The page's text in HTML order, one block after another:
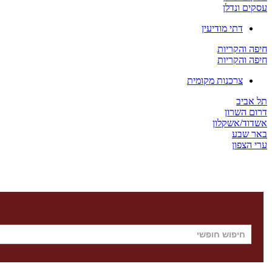
עסקים ונדלן
דתי מודיעין
חיפה והקריות
חיפה והקריות
צרכנות מקומית
תל אביב
דרום השרון
אשדוד/אשקלון
באר שבע
ערי הצפון